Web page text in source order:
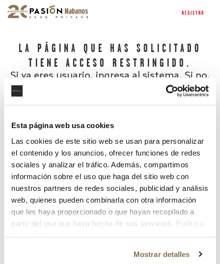
Esta página web usa cookies
Las cookies de este sitio web se usan para personalizar
el contenido y los anuncios, ofrecer funciones de redes
sociales y analizar el tráfico. Además, compartimos
información sobre el uso que haga del sitio web con
nuestros partners de redes sociales, publicidad y análisis
web, quienes pueden combinarla con otra información
que les haya proporcionado o que hayan recopilado a
partir del uso que haya hecho de sus servicios. Política
Mostrar detalles
REGISTRO
LA PÁGINA QUE HAS SOLICITADO
TIENE ACCESO RESTRINGIDO.
Si ya eres usuario, ingresa al sistema. Si no,
¿Has olvidado tu contraseña?